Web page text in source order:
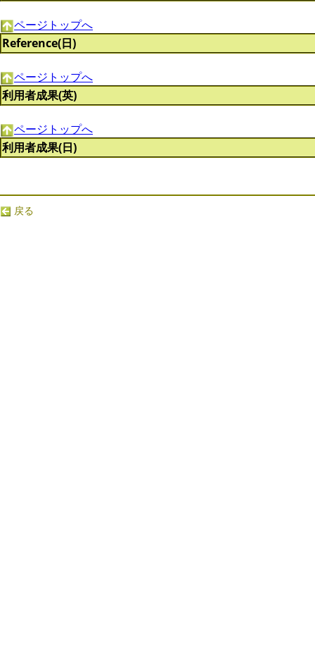
ページトップへ
Reference(日)
ページトップへ
利用者成果(英)
ページトップへ
利用者成果(日)
戻る